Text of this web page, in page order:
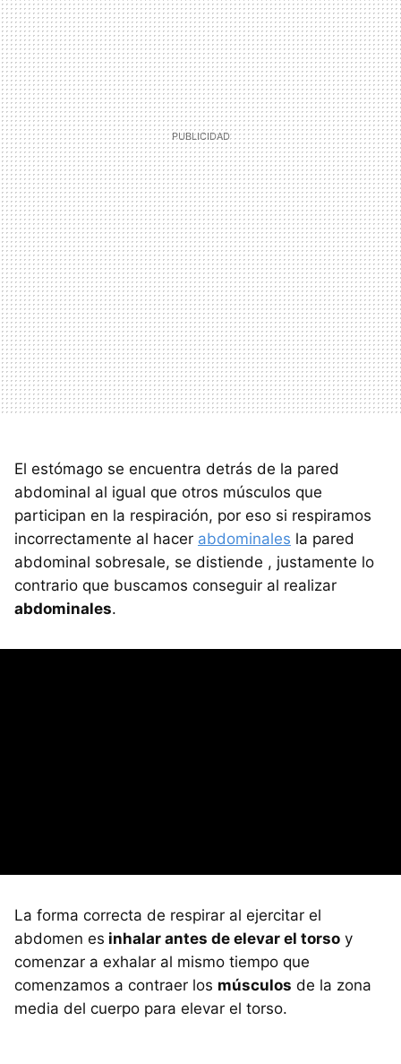
El estómago se encuentra detrás de la pared
abdominal al igual que otros músculos que
participan en la respiración, por eso si respiramos
incorrectamente al hacer abdominales la pared
abdominal sobresale, se distiende , justamente lo
contrario que buscamos conseguir al realizar
abdominales.
La forma correcta de respirar al ejercitar el
abdomen es inhalar antes de elevar el torso y
comenzar a exhalar al mismo tiempo que
comenzamos a contraer los músculos de la zona
media del cuerpo para elevar el torso.